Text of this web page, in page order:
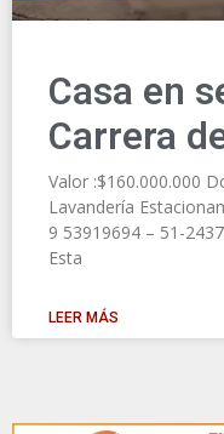
Casa en
Carrera
Valor :$160.000.000
Lavandería
9 53919694 – 51-
Esta
LEER MÁS